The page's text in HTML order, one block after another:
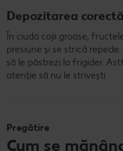
Depozitarea
În ciuda cojii groase,
presiune și se strică repede.
să le păstrezi la frigider.
atenție să nu le strivești.
Pregătire
Cum se